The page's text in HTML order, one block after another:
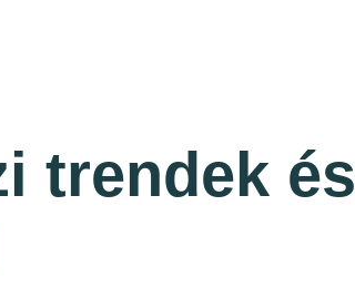
trendek és